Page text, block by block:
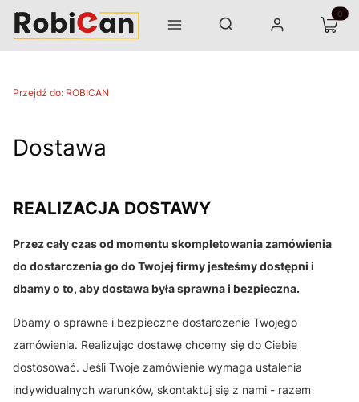
Menu Otwórz wyszukiwarkę
Szukaj Zaloguj się Koszyk
Przejdź do: ROBICAN
Dostawa
REALIZACJA DOSTAWY
Przez cały czas od momentu skompletowania zamówienia
do dostarczenia go do Twojej firmy jesteśmy dostępni i
dbamy o to, aby dostawa była sprawna i bezpieczna.
Dbamy o sprawne i bezpieczne dostarczenie Twojego
zamówienia. Realizując dostawę chcemy się do Ciebie
dostosować. Jeśli Twoje zamówienie wymaga ustalenia
indywidualnych warunków, skontaktuj się z nami - razem